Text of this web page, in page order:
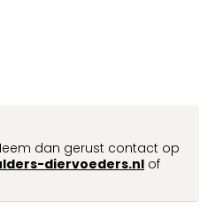
dan gerust contact op
diervoeders.nl of